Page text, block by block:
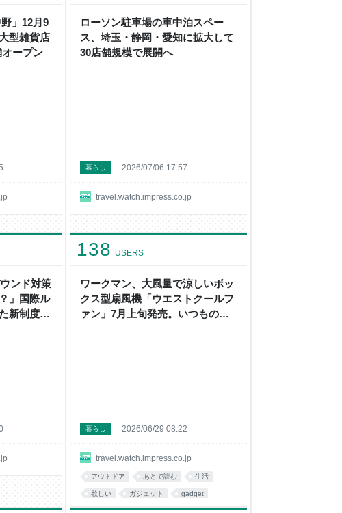
」12月9
型雑貨店
ープン
ローソン駐車場の車中泊スペー
ス、埼玉・静岡・愛知に拡大して
30店舗規模で展開へ
travel.watch.impress.co.jp
暮らし 2026/07/06 17:57
ンド対策
」国際ル
新制度
ワークマン、大風量で涼しいボッ
クス型扇風機「ウエストクールフ
ァン」7月上旬発売。いつもの服
138 USERS
travel.watch.impress.co.jp
暮らし 2026/06/29 08:22
アウトドア あとで読む 生活
欲しい ガジェット gadget